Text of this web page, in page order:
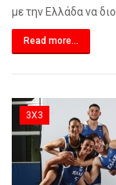
με την Ελλάδα να
Read more...
3X3